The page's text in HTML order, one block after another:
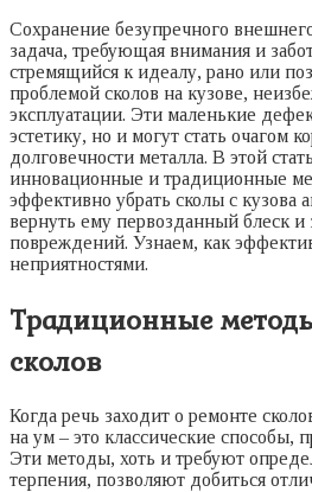
Сохранение безупречного
задача, требующая внимания и
стремящийся к идеалу, рано или
проблемой сколов на кузове,
эксплуатации. Эти маленькие
эстетику, но и могут стать очагом
долговечности металла. В этой
инновационные и традиционные
эффективно убрать сколы с кузова
вернуть ему первозданный блеск
повреждений. Узнаем, как
неприятностями.
Традиционные
сколов
Когда речь заходит о ремонте
на ум – это классические способы,
Эти методы, хоть и требуют
терпения, позволяют добиться